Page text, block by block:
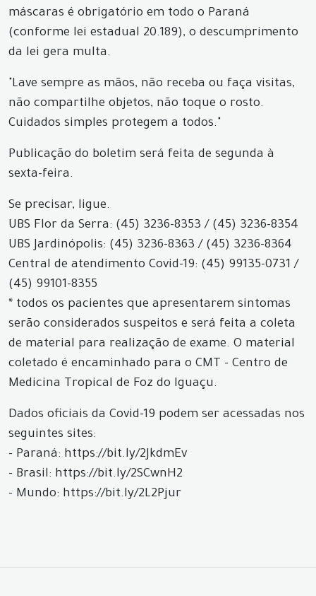
máscaras é obrigatório em todo o Paraná
(conforme lei estadual 20.189), o descumprimento
da lei gera multa.
"Lave sempre as mãos, não receba ou faça visitas,
não compartilhe objetos, não toque o rosto.
Cuidados simples protegem a todos."
Publicação do boletim será feita de segunda à
sexta-feira.
Se precisar, ligue.
UBS Flor da Serra: (45) 3236-8353 / (45) 3236-8354
UBS Jardinópolis: (45) 3236-8363 / (45) 3236-8364
Central de atendimento Covid-19: (45) 99135-0731 /
(45) 99101-8355
* todos os pacientes que apresentarem sintomas
serão considerados suspeitos e será feita a coleta
de material para realização de exame. O material
coletado é encaminhado para o CMT - Centro de
Medicina Tropical de Foz do Iguaçu.
Dados oficiais da Covid-19 podem ser acessadas nos
seguintes sites:
- Paraná: https://bit.ly/2JkdmEv
- Brasil: https://bit.ly/2SCwnH2
- Mundo: https://bit.ly/2L2Pjur